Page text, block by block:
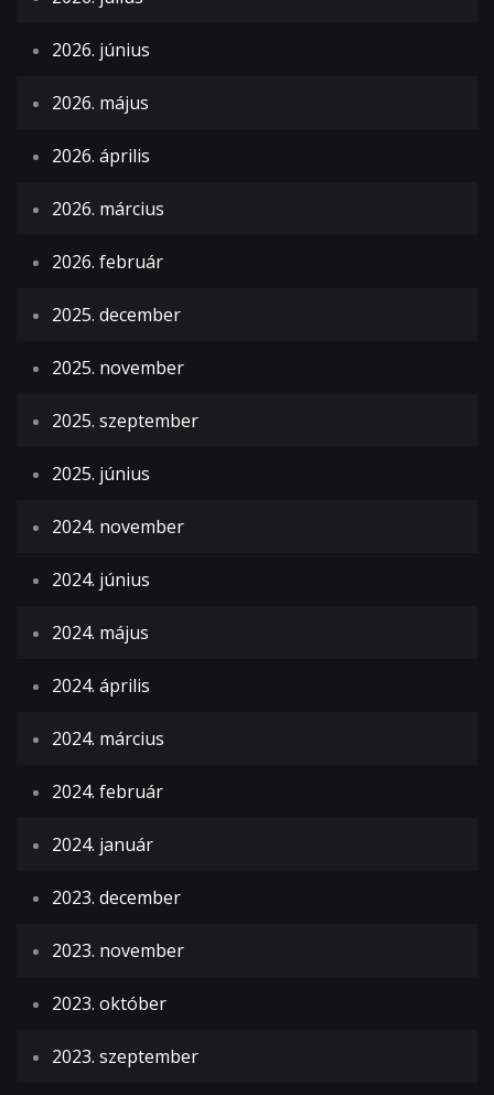
2026. június
2026. május
2026. április
2026. március
2026. február
2025. december
2025. november
2025. szeptember
2025. június
2024. november
2024. június
2024. május
2024. április
2024. március
2024. február
2024. január
2023. december
2023. november
2023. október
2023. szeptember